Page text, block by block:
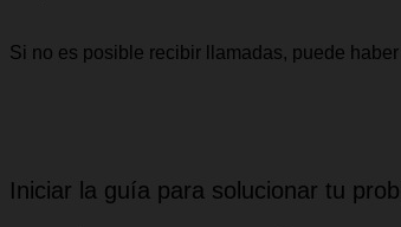
Si no es posible recibir llamadas, puede
Iniciar la guía para solucionar tu